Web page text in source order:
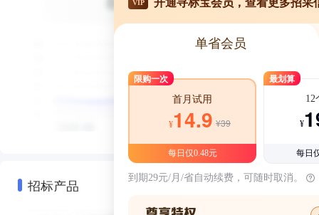
招标产品
VIP 开通寻标宝会员，查看更多招采
单省会员
限购一次
首月试用
¥14.9 ¥39
每日仅0.48元
最划算
12
¥
每日
到期29元/月/省自动续费，可随时取消。